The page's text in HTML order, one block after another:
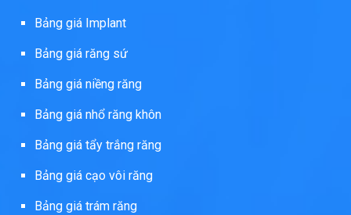
Bảng giá Implant
Bảng giá răng sứ
Bảng giá niềng răng
Bảng giá nhổ răng khôn
Bảng giá tẩy trắng răng
Bảng giá cạo vôi răng
Bảng giá trám răng